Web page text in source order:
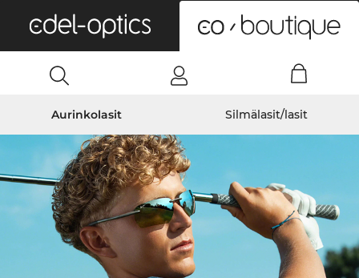
Aurinkolasit Silmälasit/lasit